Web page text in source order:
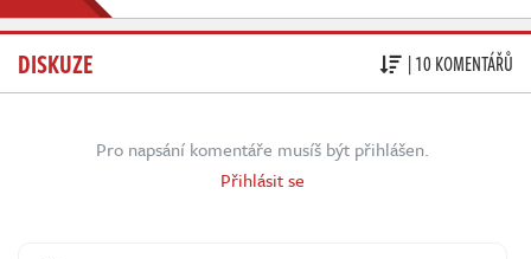
DISKUZE | 10 KOMENTÁŘŮ
Pro napsání komentáře musíš být přihlášen.
Přihlásit se